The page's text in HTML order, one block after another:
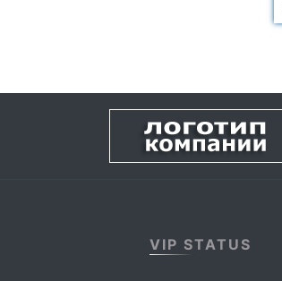
VIP STATUS